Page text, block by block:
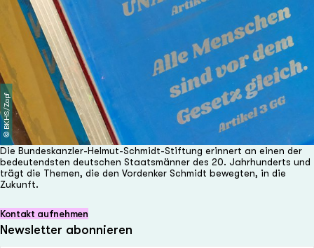
©
BKHS/Zapf
Die Bundeskanzler-Helmut-Schmidt-Stiftung erinnert an einen der
bedeutendsten deutschen Staatsmänner des 20. Jahrhunderts und
trägt die Themen, die den Vordenker Schmidt bewegten, in die
Zukunft.
Kontakt aufnehmen
Newsletter abonnieren